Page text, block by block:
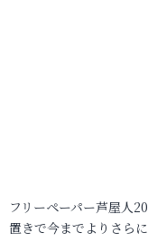
フリーペーパー芦屋人
置きで今までよりさら